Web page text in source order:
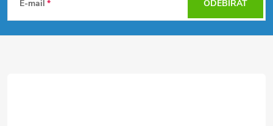
p
E-mail ODEBÍRAT